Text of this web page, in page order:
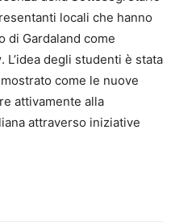
locali che hanno
di Gardaland come
. L’idea degli studenti è stata
come le nuove
attivamente alla
attraverso iniziative